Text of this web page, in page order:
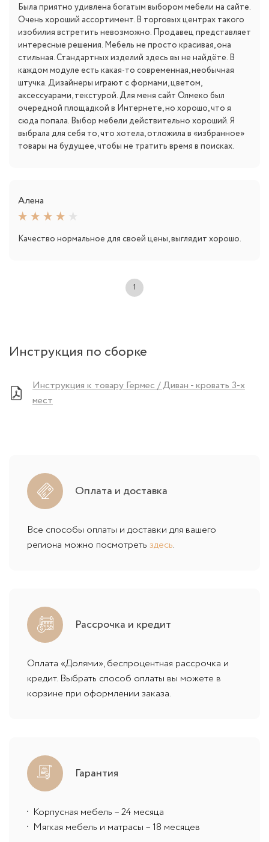
Была приятно удивлена богатым выбором мебели на сайте.
Очень хороший ассортимент. В торговых центрах такого
изобилия встретить невозможно. Продавец представляет
интересные решения. Мебель не просто красивая, она
стильная. Стандартных изделий здесь вы не найдёте. В
каждом модуле есть какая-то современная, необычная
штучка. Дизайнеры играют с формами, цветом,
аксессуарами, текстурой. Для меня сайт Олмеко был
очередной площадкой в Интернете, но хорошо, что я
сюда попала. Выбор мебели действительно хороший. Я
выбрала для себя то, что хотела, отложила в «избранное»
товары на будущее, чтобы не тратить время в поисках.
Алена
Качество нормальное для своей цены, выглядит хорошо.
1
Инструкция по сборке
Инструкция к товару Гермес / Диван - кровать 3-х
мест
Оплата и доставка
Все способы оплаты и доставки для вашего
региона можно посмотреть здесь.
Рассрочка и кредит
Оплата «Долями», беспроцентная рассрочка и
кредит. Выбрать способ оплаты вы можете в
корзине при оформлении заказа.
Гарантия
Корпусная мебель – 24 месяца
Мягкая мебель и матрасы – 18 месяцев